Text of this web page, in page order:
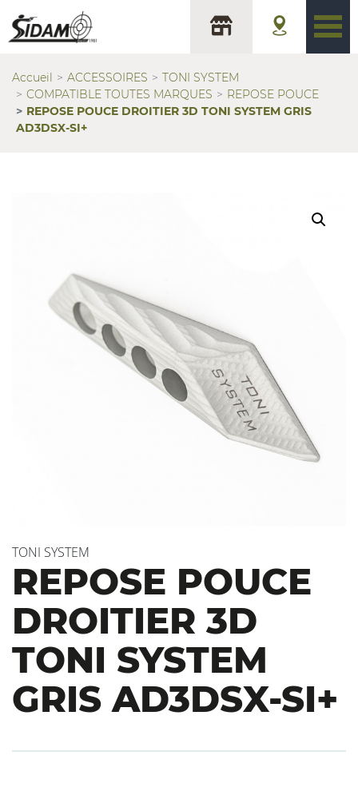
Accueil ACCESSOIRES
TONI SYSTEM
COMPATIBLE TOUTES MARQUES
REPOSE POUCE
REPOSE POUCE DROITIER 3D TONI SYSTEM GRIS
AD3DSX-SI+
TONI SYSTEM
REPOSE POUCE
DROITIER 3D
TONI SYSTEM
GRIS AD3DSX-SI+